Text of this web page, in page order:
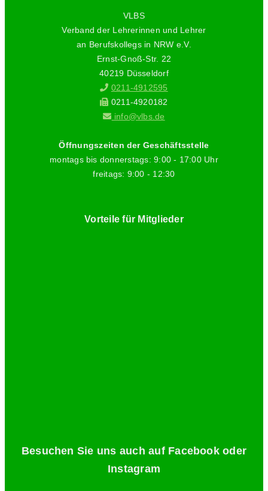
VLBS
Verband der Lehrerinnen und Lehrer
an Berufskollegs in NRW e.V.
Ernst-Gnoß-Str. 22
40219 Düsseldorf
0211-4912595
0211-4920182
info@vlbs.de
Öffnungszeiten der Geschäftsstelle
montags bis donnerstags: 9:00 - 17:00 Uhr
freitags: 9:00 - 12:30
Vorteile für Mitglieder
Besuchen Sie uns auch auf Facebook oder
Instagram